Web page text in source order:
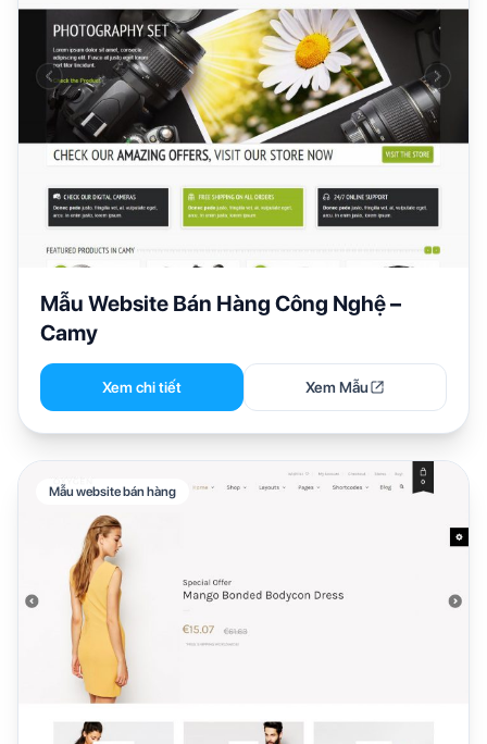
Mẫu Website Bán Hàng Công Nghệ –
Camy
Xem chi tiết Xem Mẫu
Mẫu website bán hàng